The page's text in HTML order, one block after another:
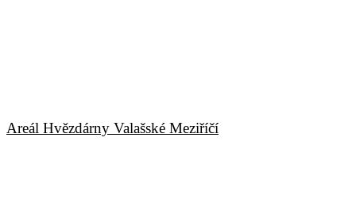
Areál Hvězdárny Valašské Meziříčí